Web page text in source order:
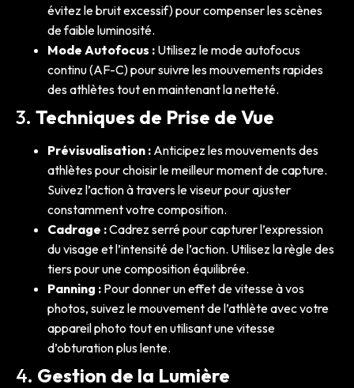
évitez le bruit excessif) pour compenser les scènes
de faible luminosité.
Mode Autofocus : Utilisez le mode autofocus
continu (AF-C) pour suivre les mouvements rapides
des athlètes tout en maintenant la netteté.
3. Techniques de Prise de Vue
Prévisualisation : Anticipez les mouvements des
athlètes pour choisir le meilleur moment de capture.
Suivez l’action à travers le viseur pour ajuster
constamment votre composition.
Cadrage :Cadrez serré pour capturer l’expression
du visage et l’intensité de l’action. Utilisez la règle des
tiers pour une composition équilibrée.
Panning : Pour donner un effet de vitesse à vos
photos, suivez le mouvement de l’athlète avec votre
appareil photo tout en utilisant une vitesse
d’obturation plus lente.
4. Gestion de la Lumière